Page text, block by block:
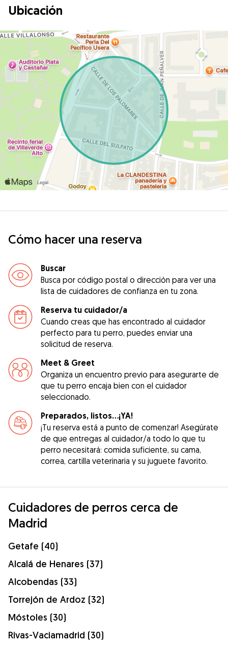
Ubicación
Cómo hacer una reserva
Buscar
Busca por código postal o dirección para ver una
lista de cuidadores de confianza en tu zona.
Reserva tu cuidador/a
Cuando creas que has encontrado al cuidador
perfecto para tu perro, puedes enviar una
solicitud de reserva.
Meet & Greet
Organiza un encuentro previo para asegurarte de
que tu perro encaja bien con el cuidador
seleccionado.
Preparados, listos...¡YA!
¡Tu reserva está a punto de comenzar! Asegúrate
de que entregas al cuidador/a todo lo que tu
perro necesitará: comida suficiente, su cama,
correa, cartilla veterinaria y su juguete favorito.
Cuidadores de perros cerca de
Madrid
Getafe (40)
Alcalá de Henares (37)
Alcobendas (33)
Torrejón de Ardoz (32)
Móstoles (30)
Rivas-Vaciamadrid (30)